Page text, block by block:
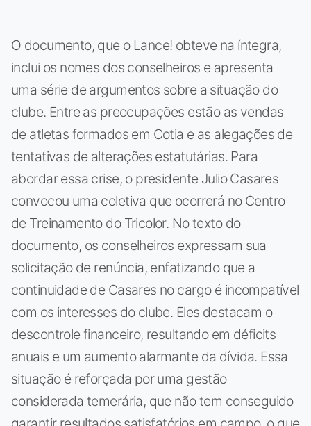
O documento, que o Lance! obteve na íntegra,
inclui os nomes dos conselheiros e apresenta
uma série de argumentos sobre a situação do
clube. Entre as preocupações estão as vendas
de atletas formados em Cotia e as alegações de
tentativas de alterações estatutárias. Para
abordar essa crise, o presidente Julio Casares
convocou uma coletiva que ocorrerá no Centro
de Treinamento do Tricolor. No texto do
documento, os conselheiros expressam sua
solicitação de renúncia, enfatizando que a
continuidade de Casares no cargo é incompatível
com os interesses do clube. Eles destacam o
descontrole financeiro, resultando em déficits
anuais e um aumento alarmante da dívida. Essa
situação é reforçada por uma gestão
considerada temerária, que não tem conseguido